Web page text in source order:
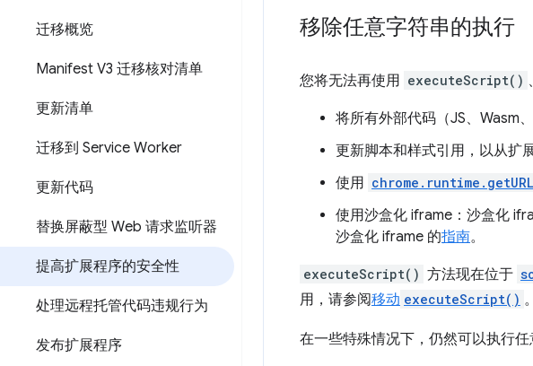
迁移概览
Manifest V3 迁移核对清单
更新清单
迁移到 Service Worker
更新代码
替换屏蔽型 Web 请求监听器
提高扩展程序的安全性
处理远程托管代码违规行为
发布扩展程序
移除任意字符串的执行
您将无法再使用 executeScript() 、
将所有外部代码（JS、Wasm
更新脚本和样式引用，以从扩
使用
使用沙盒化 iframe：沙盒化
沙盒化 iframe 的指南。
executeScript() 方法现在位于
用，请参阅移动 executeScript() 。
在一些特殊情况下，仍然可以执行任